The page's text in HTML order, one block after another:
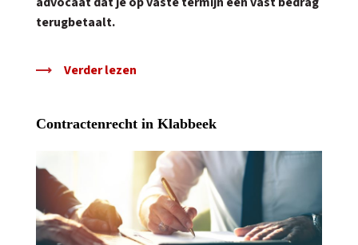
terugbetaalt.
Verder lezen
Contractenrecht in Klabbeek